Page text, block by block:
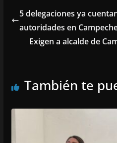
5 delegaciones ya
autoridades en
Exigen a alcalde de
También te